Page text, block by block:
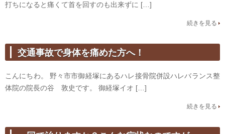
打ちになると痛くて首を回すのも出来ずに […]
続きを見る
交通事故で身体を痛めた方へ！
こんにちわ。 野々市市御経塚にあるハレ接骨院併設ハレバランス整
体院の院長の谷 敦史です。 御経塚イオ […]
続きを見る